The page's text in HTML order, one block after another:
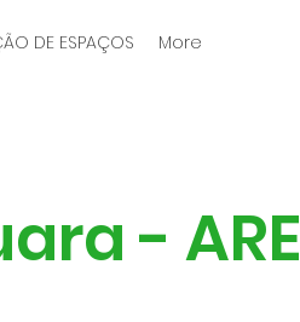
DE ESPAÇOS More
-